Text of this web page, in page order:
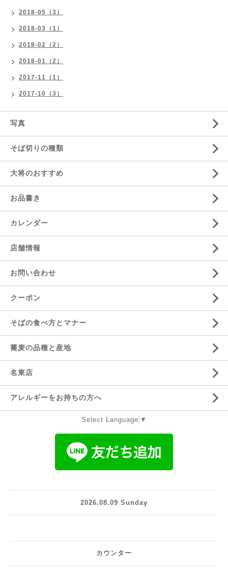
2018-05（3）
2018-03（1）
2018-02（2）
2018-01（2）
2017-11（1）
2017-10（3）
写真
そば切りの種類
大将のおすすめ
お品書き
カレンダー
店舗情報
お問い合わせ
クーポン
そばの食べ方とマナー
蕎麦の品種と産地
名東店
アレルギーをお持ちの方へ
Select Language ▼
2026.08.09 Sunday
カウンター